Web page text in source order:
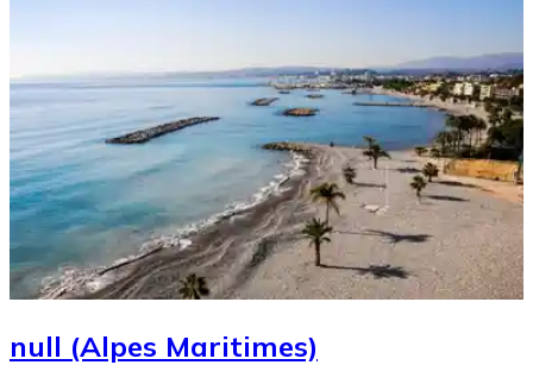
null (Alpes Maritimes)